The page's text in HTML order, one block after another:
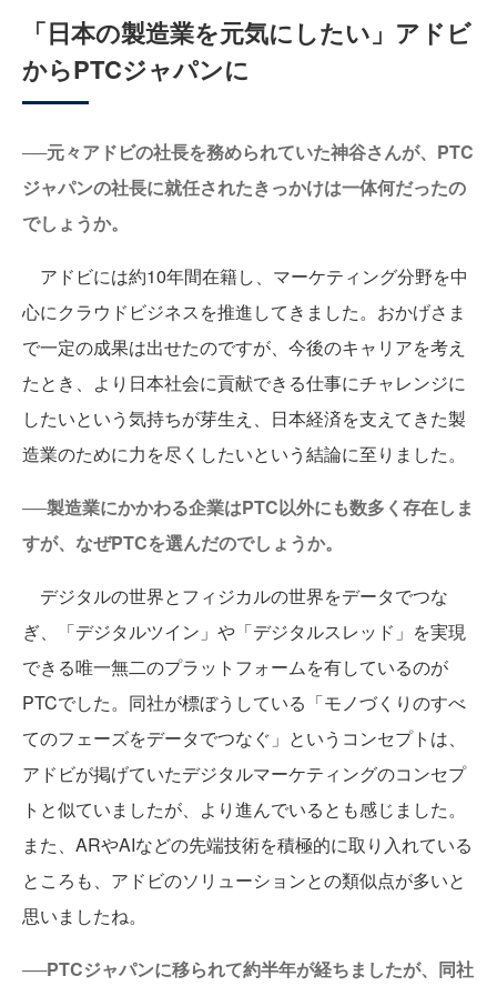
「日本の製造業を元気にしたい」アドビ
からPTCジャパンに
──元々アドビの社長を務められていた神谷さんが、PTC
ジャパンの社長に就任されたきっかけは一体何だったの
でしょうか。
アドビには約10年間在籍し、マーケティング分野を中
心にクラウドビジネスを推進してきました。おかげさま
で一定の成果は出せたのですが、今後のキャリアを考え
たとき、より日本社会に貢献できる仕事にチャレンジに
したいという気持ちが芽生え、日本経済を支えてきた製
造業のために力を尽くしたいという結論に至りました。
──製造業にかかわる企業はPTC以外にも数多く存在しま
すが、なぜPTCを選んだのでしょうか。
デジタルの世界とフィジカルの世界をデータでつな
ぎ、「デジタルツイン」や「デジタルスレッド」を実現
できる唯一無二のプラットフォームを有しているのが
PTCでした。同社が標ぼうしている「モノづくりのすべ
てのフェーズをデータでつなぐ」というコンセプトは、
アドビが掲げていたデジタルマーケティングのコンセプ
トと似ていましたが、より進んでいるとも感じました。
また、ARやAIなどの先端技術を積極的に取り入れている
ところも、アドビのソリューションとの類似点が多いと
思いましたね。
──PTCジャパンに移られて約半年が経ちましたが、同社